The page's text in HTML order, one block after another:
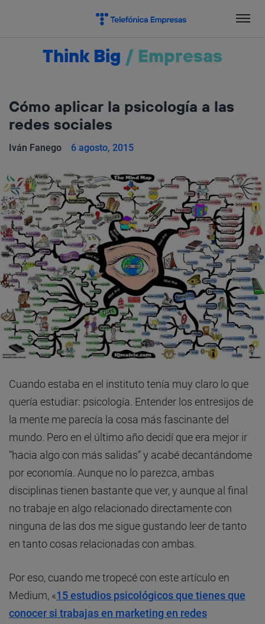
Think Big / Empresas
Cómo aplicar la psicología a las
redes sociales
Iván Fanego 6 agosto, 2015
Cuando estaba en el instituto tenía muy claro lo que
quería estudiar: psicología. Entender los entresijos de
la mente me parecía la cosa más fascinante del
mundo. Pero en el último año decidí que era mejor ir
“hacia algo con más salidas” y acabé decantándome
por economía. Aunque no lo parezca, ambas
disciplinas tienen bastante que ver, y aunque al final
no trabaje en algo relacionado directamente con
ninguna de las dos me sigue gustando leer de tanto
en tanto cosas relacionadas con ambas.
Por eso, cuando me tropecé con este artículo en
Medium, «15 estudios psicológicos que tienes que
conocer si trabajas en marketing en redes